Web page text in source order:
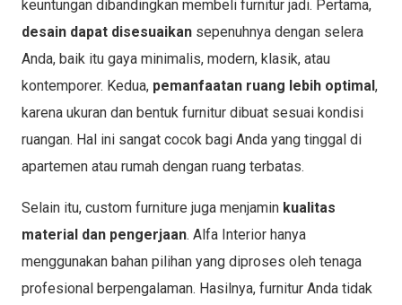
keuntungan dibandingkan membeli furnitur jadi. Pertama,
desain dapat disesuaikan sepenuhnya dengan selera
Anda, baik itu gaya minimalis, modern, klasik, atau
kontemporer. Kedua, pemanfaatan ruang lebih optimal,
karena ukuran dan bentuk furnitur dibuat sesuai kondisi
ruangan. Hal ini sangat cocok bagi Anda yang tinggal di
apartemen atau rumah dengan ruang terbatas.
Selain itu, custom furniture juga menjamin kualitas
material dan pengerjaan. Alfa Interior hanya
menggunakan bahan pilihan yang diproses oleh tenaga
profesional berpengalaman. Hasilnya, furnitur Anda tidak